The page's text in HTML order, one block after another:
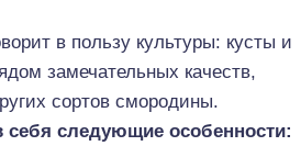
в пользу культуры: кусты и
замечательных качеств,
сортов смородины.
себя следующие особенности: